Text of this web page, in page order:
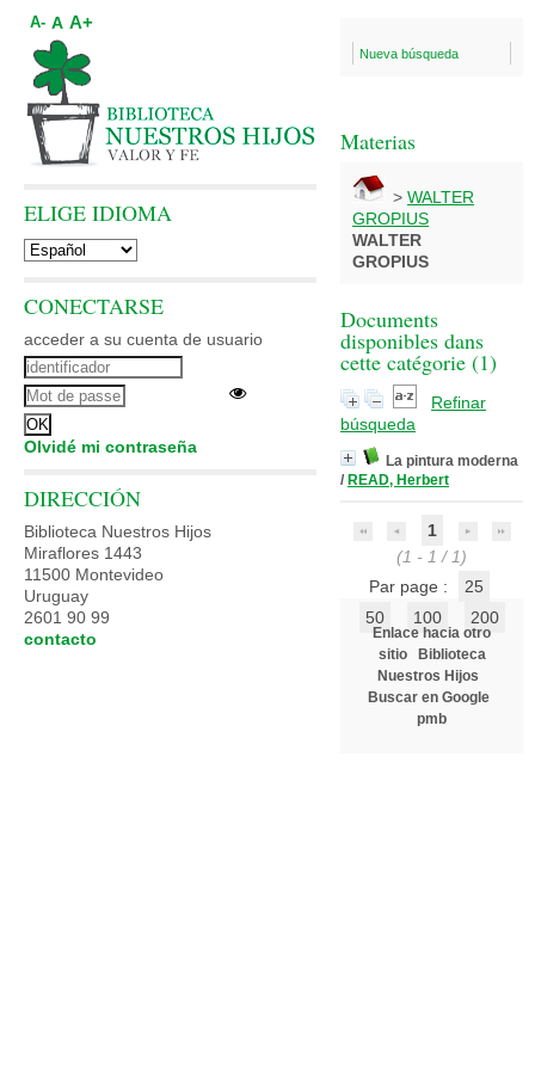
Nueva búsqueda
Materias
> WALTER
GROPIUS
WALTER
GROPIUS
Documents
disponibles dans
cette catégorie (1)
Refinar
búsqueda
La pintura moderna
/ READ, Herbert
1
(1 - 1 / 1)
Par page :
25
50
100 200
Enlace hacia otro
sitio
Biblioteca
Nuestros Hijos
Buscar en Google
pmb
A- A A+
ELIGE IDIOMA
CONECTARSE
acceder a su cuenta de usuario
Olvidé mi contraseña
DIRECCIÓN
Biblioteca Nuestros Hijos
Miraflores 1443
11500 Montevideo
Uruguay
2601 90 99
contacto